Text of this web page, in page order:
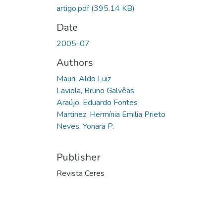
artigo.pdf(395.14 KB)
Date
2005-07
Authors
Mauri, Aldo Luiz
Laviola, Bruno Galvêas
Araújo, Eduardo Fontes
Martinez, Hermínia Emilia Prieto
Neves, Yonara P.
Publisher
Revista Ceres